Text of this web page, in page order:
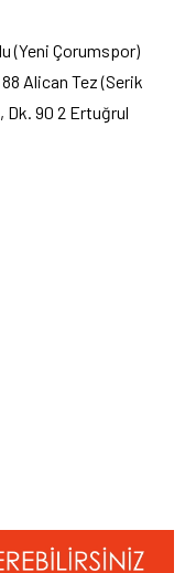
(Yeni Çorumspor)
Alican Tez (Serik
Dk. 90 2 Ertuğrul